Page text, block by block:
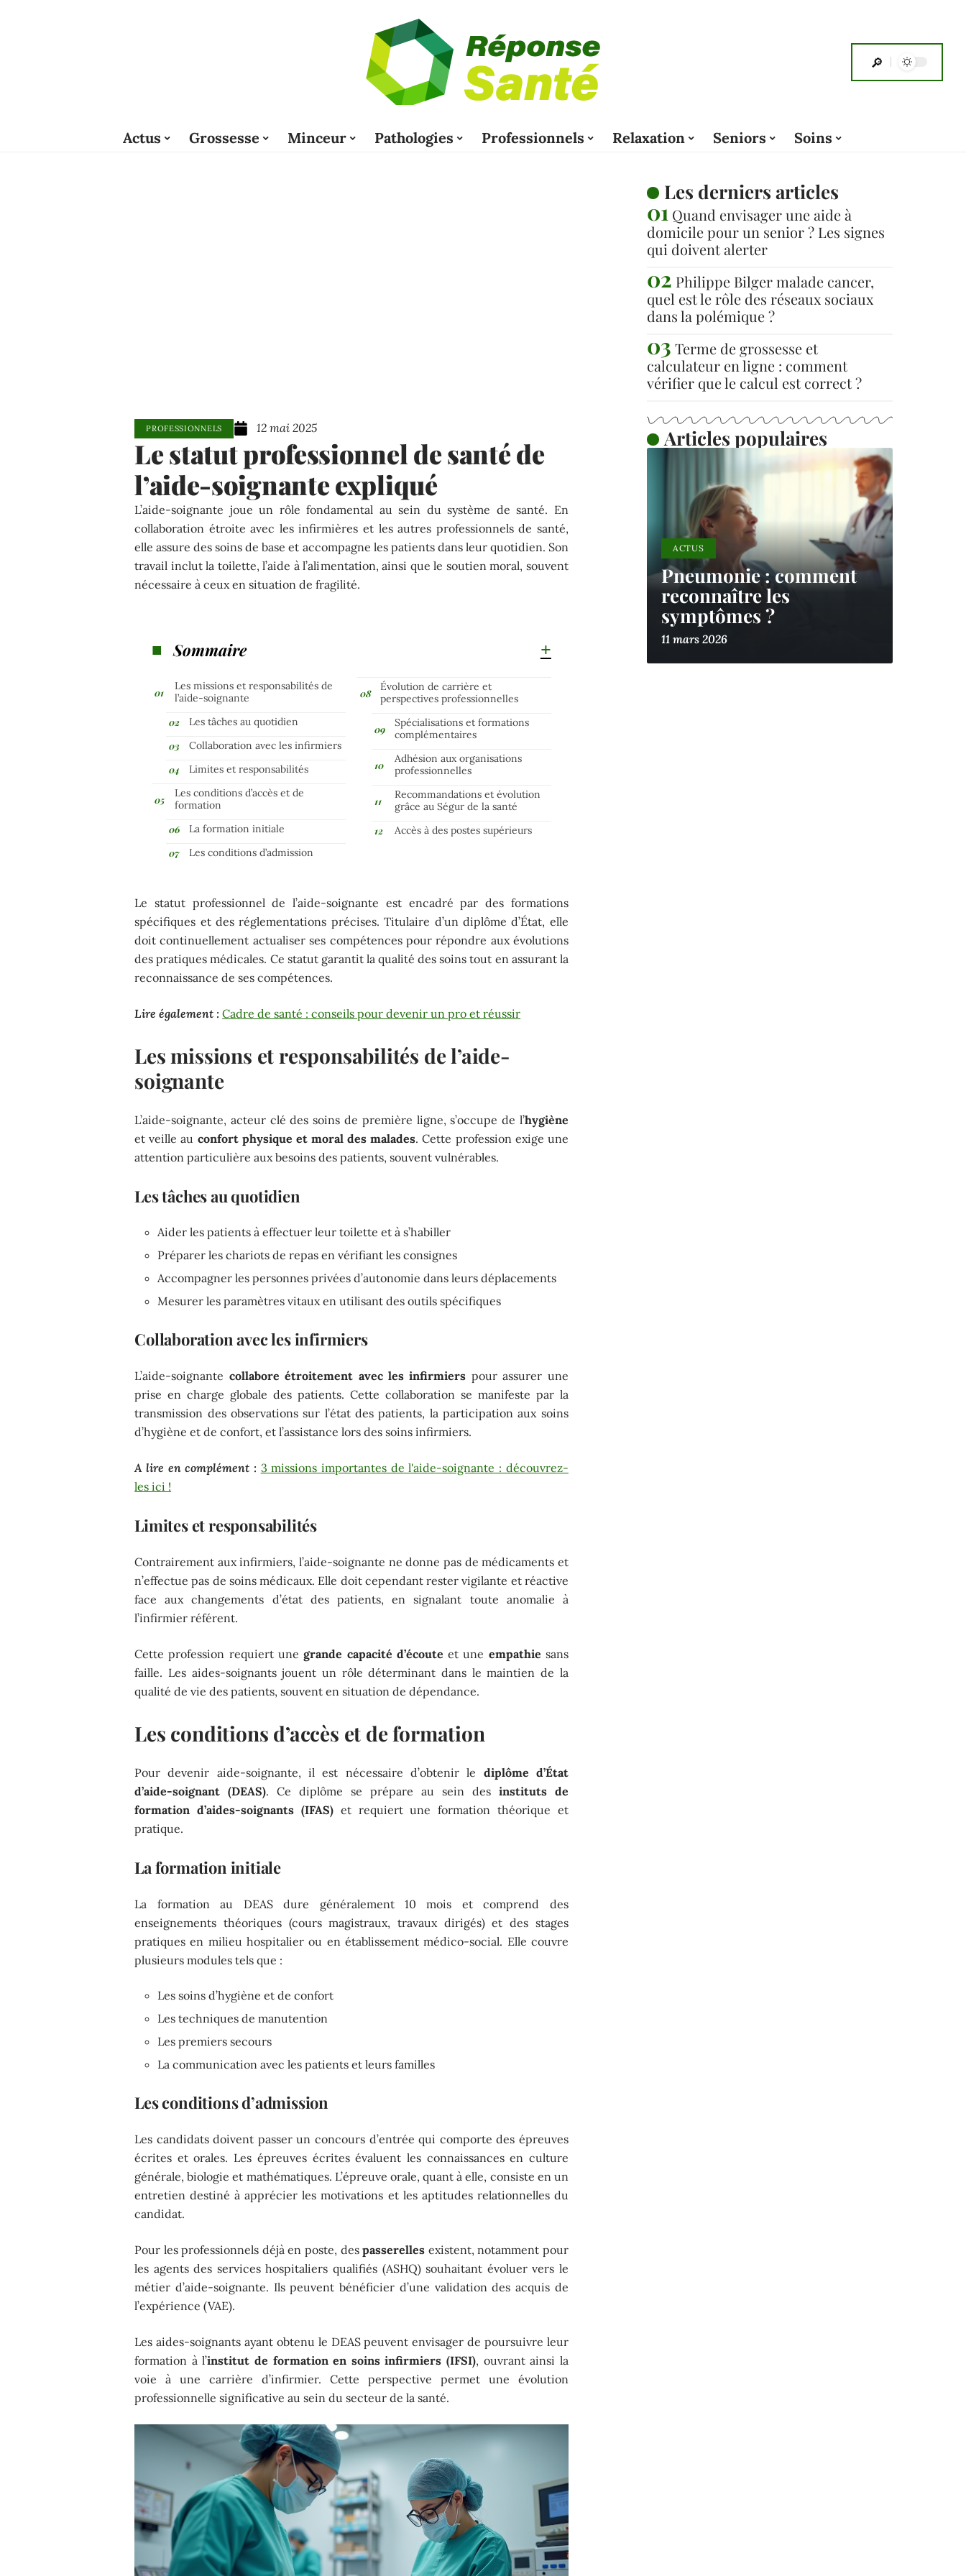
Actus Grossesse Minceur Pathologies Professionnels Relaxation Seniors Soins
PROFESSIONNELS 12 mai 2025
Le statut professionnel de santé de
l’aide-soignante expliqué
L’aide-soignante joue un rôle fondamental au sein du système de santé. En
collaboration étroite avec les infirmières et les autres professionnels de santé,
elle assure des soins de base et accompagne les patients dans leur quotidien. Son
travail inclut la toilette, l’aide à l’alimentation, ainsi que le soutien moral, souvent
nécessaire à ceux en situation de fragilité.
Sommaire
Les missions et responsabilités de
l’aide-soignante
Les tâches au quotidien
Collaboration avec les infirmiers
Limites et responsabilités
Les conditions d’accès et de
formation
La formation initiale
Les conditions d’admission
Évolution de carrière et
perspectives professionnelles
Spécialisations et formations
complémentaires
Adhésion aux organisations
professionnelles
Recommandations et évolution
grâce au Ségur de la santé
Accès à des postes supérieurs
Le statut professionnel de l’aide-soignante est encadré par des formations
spécifiques et des réglementations précises. Titulaire d’un diplôme d’État, elle
doit continuellement actualiser ses compétences pour répondre aux évolutions
des pratiques médicales. Ce statut garantit la qualité des soins tout en assurant la
reconnaissance de ses compétences.
Lire également : Cadre de santé : conseils pour devenir un pro et réussir
Les missions et responsabilités de l’aide-
soignante
L’aide-soignante, acteur clé des soins de première ligne, s’occupe de l’hygiène
et veille au confort physique et moral des malades. Cette profession exige une
attention particulière aux besoins des patients, souvent vulnérables.
Les tâches au quotidien
Aider les patients à effectuer leur toilette et à s’habiller
Préparer les chariots de repas en vérifiant les consignes
Accompagner les personnes privées d’autonomie dans leurs déplacements
Mesurer les paramètres vitaux en utilisant des outils spécifiques
Collaboration avec les infirmiers
L’aide-soignante collabore étroitement avec les infirmiers pour assurer une
prise en charge globale des patients. Cette collaboration se manifeste par la
transmission des observations sur l’état des patients, la participation aux soins
d’hygiène et de confort, et l’assistance lors des soins infirmiers.
A lire en complément : 3 missions importantes de l'aide-soignante : découvrez-
les ici !
Limites et responsabilités
Contrairement aux infirmiers, l’aide-soignante ne donne pas de médicaments et
n’effectue pas de soins médicaux. Elle doit cependant rester vigilante et réactive
face aux changements d’état des patients, en signalant toute anomalie à
l’infirmier référent.
Cette profession requiert unegrande capacité d’écoute et une empathie sans
faille. Les aides-soignants jouent un rôle déterminant dans le maintien de la
qualité de vie des patients, souvent en situation de dépendance.
Les conditions d’accès et de formation
Pour devenir aide-soignante, il est nécessaire d’obtenir le diplôme d’État
d’aide-soignant (DEAS). Ce diplôme se prépare au sein des instituts de
formation d’aides-soignants (IFAS)et requiert une formation théorique et
pratique.
La formation initiale
La formation au DEAS dure généralement 10 mois et comprend des
enseignements théoriques (cours magistraux, travaux dirigés) et des stages
pratiques en milieu hospitalier ou en établissement médico-social. Elle couvre
plusieurs modules tels que :
Les soins d’hygiène et de confort
Les techniques de manutention
Les premiers secours
La communication avec les patients et leurs familles
Les conditions d’admission
Les candidats doivent passer un concours d’entrée qui comporte des épreuves
écrites et orales. Les épreuves écrites évaluent les connaissances en culture
générale, biologie et mathématiques. L’épreuve orale, quant à elle, consiste en un
entretien destiné à apprécier les motivations et les aptitudes relationnelles du
candidat.
Pour les professionnels déjà en poste, despasserelles existent, notamment pour
les agents des services hospitaliers qualifiés (ASHQ) souhaitant évoluer vers le
métier d’aide-soignante. Ils peuvent bénéficier d’une validation des acquis de
l’expérience (VAE).
Les aides-soignants ayant obtenu le DEAS peuvent envisager de poursuivre leur
formation à l’institut de formation en soins infirmiers (IFSI), ouvrant ainsi la
voie à une carrière d’infirmier. Cette perspective permet une évolution
professionnelle significative au sein du secteur de la santé.
Les derniers articles
Quand envisager une aide à
domicile pour un senior ? Les signes
qui doivent alerter
Philippe Bilger malade cancer,
quel est le rôle des réseaux sociaux
dans la polémique ?
Terme de grossesse et
calculateur en ligne : comment
vérifier que le calcul est correct ?
Articles populaires
ACTUS
Pneumonie : comment
reconnaître les
symptômes ?
11 mars 2026